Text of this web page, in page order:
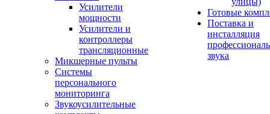
Усилители
мощности
Усилители и
контроллеры
трансляционные
Микшерные пульты
Системы
персонального
мониторинга
Звукоусилительные
Готовые
Поставка и
инсталляция
звука